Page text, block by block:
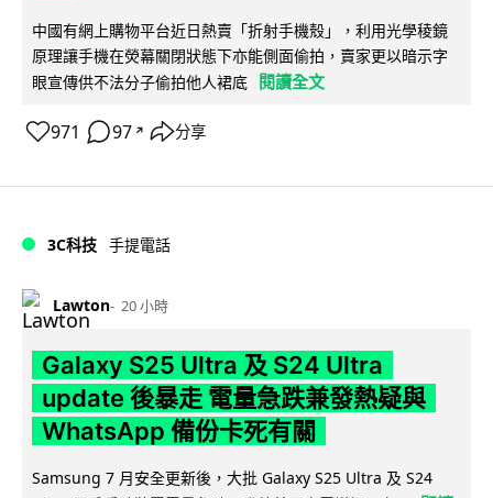
中國有網上購物平台近日熱賣「折射手機殼」，利用光學稜鏡
原理讓手機在熒幕關閉狀態下亦能側面偷拍，賣家更以暗示字
眼宣傳供不法分子偷拍他人裙底
閱讀全文
971 97 ↗ 分享
3C科技 手提電話
Lawton 20 小時
Galaxy S25 Ultra 及 S24 Ultra
update 後暴走 電量急跌兼發熱疑與
WhatsApp 備份卡死有關
Samsung 7 月安全更新後，大批 Galaxy S25 Ultra 及 S24